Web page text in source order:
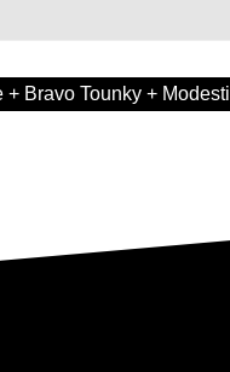
+ Bravo Tounky + Modesti